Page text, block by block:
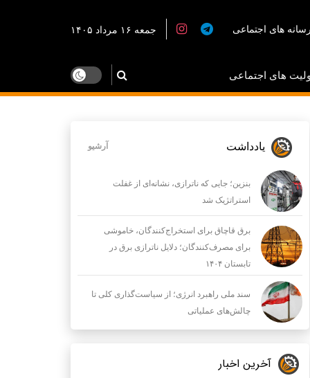
های اجتماعی جمعه ۱۶ مرداد ۱۴۰۵
های اجتماعی
یادداشت آرشیو
بنزین؛ جایی که ناترازی، نشانه‌ای از غفلت
استراتژیک شد
برق قاچاق برای استخراج‌کنندگان، خاموشی
برای مصرف‌کنندگان؛ دلایل ناترازی برق در
تابستان ۱۴۰۴
سند ملی راهبرد انرژی؛ از سیاست‌گذاری کلی تا
چالش‌های عملیاتی
آخرین اخبار